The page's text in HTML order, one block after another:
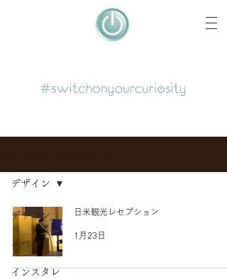
デザイン
イベント
インスタレ
デザイン
日米観光レセプション
1月23日